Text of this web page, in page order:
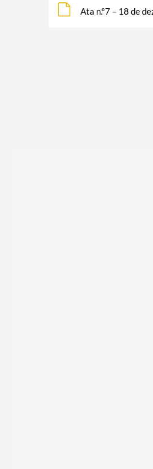
Ata n.º7 – 18 de